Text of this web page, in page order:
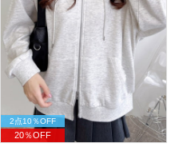
2点10％OFF
20％OFF